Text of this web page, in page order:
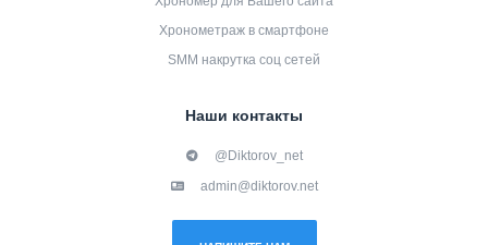
Хронометраж в смартфоне
SMM накрутка соц сетей
Наши контакты
@Diktorov_net
admin@diktorov.net